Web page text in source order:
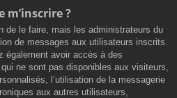
m’inscrire ?
de le faire, mais les administrateurs du
de messages aux utilisateurs inscrits.
également avoir accès à des
ne sont pas disponibles aux visiteurs,
l’utilisation de la messagerie
aux autres utilisateurs,